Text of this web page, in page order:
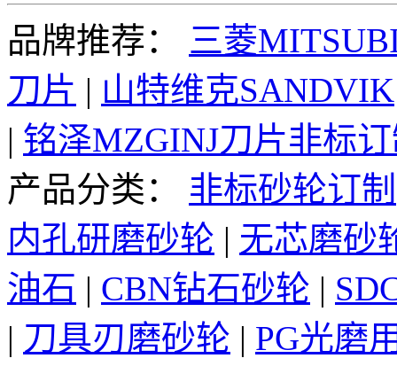
品牌推荐：
三菱
刀片 | 山特维克SANDVIK
| 铭泽MZGINJ刀片非标
产品分类：
非标砂轮订制
内孔研磨砂轮 | 无芯磨砂
油石 | CBN钻石砂轮 |
| 刀具刃磨砂轮 | PG光磨